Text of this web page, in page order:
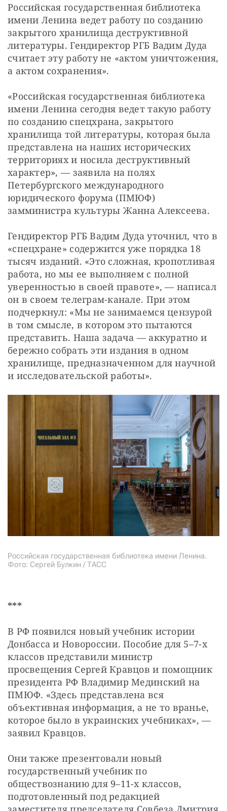
Российская государственная библиотека
имени Ленина ведет работу по созданию
закрытого хранилища деструктивной
литературы. Гендиректор РГБ Вадим Дуда
считает эту работу не «актом уничтожения,
а актом сохранения».
«Российская государственная библиотека
имени Ленина сегодня ведет такую работу
по созданию спецхрана, закрытого
хранилища той литературы, которая была
представлена на наших исторических
территориях и носила деструктивный
характер», — заявила на полях
Петербургского международного
юридического форума (ПМЮФ)
замминистра культуры Жанна Алексеева.
Гендиректор РГБ Вадим Дуда уточнил, что в
«спецхране» содержится уже порядка 18
тысяч изданий. «Это сложная, кропотливая
работа, но мы ее выполняем с полной
уверенностью в своей правоте», — написал
он в своем телеграм-канале. При этом
подчеркнул: «Мы не занимаемся цензурой
в том смысле, в котором это пытаются
представить. Наша задача — аккуратно и
бережно собрать эти издания в одном
хранилище, предназначенном для научной
и исследовательской работы».
Российская государственная библиотека имени Ленина.
Фото: Сергей Булкин / ТАСС
***
В РФ появился новый учебник истории
Донбасса и Новороссии. Пособие для 5–7-х
классов представили министр
просвещения Сергей Кравцов и помощник
президента РФ Владимир Мединский на
ПМЮФ. «Здесь представлена вся
объективная информация, а не то вранье,
которое было в украинских учебниках», —
заявил Кравцов.
Они также презентовали новый
государственный учебник по
обществознанию для 9–11-х классов,
подготовленный под редакцией